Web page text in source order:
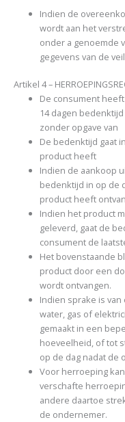
Indien de
wordt aan het
onder a genoemde
gegevens van de
Artikel 4 –
De consument
14 dagen
zonder opgave van
De bedenktijd gaat
product heeft
Indien de aankoop
bedenktijd in op de
product heeft
Indien het product
geleverd, gaat de
consument de
Het bovenstaande
product door een
wordt ontvangen.
Indien sprake is
water, gas of
gemaakt in een
hoeveelheid, of tot
op de dag nadat de
Voor herroeping
verschafte
andere daartoe
de ondernemer.